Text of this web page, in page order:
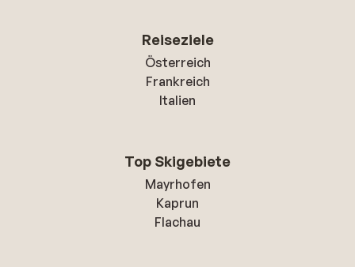
Reiseziele
Österreich
Frankreich
Italien
Top Skigebiete
Mayrhofen
Kaprun
Flachau